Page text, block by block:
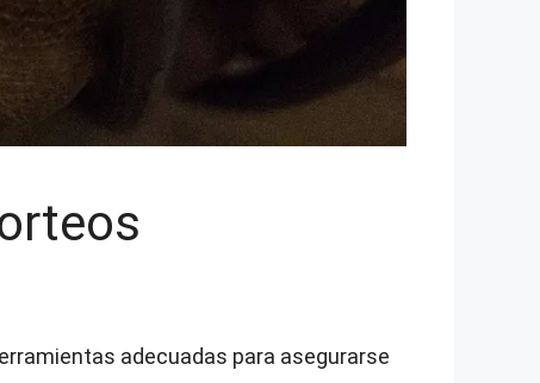
adecuadas para asegurarse